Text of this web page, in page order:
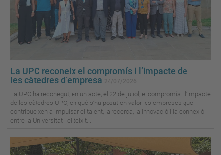
La UPC reconeix el compromís i l’impacte de
les càtedres d’empresa
La UPC ha reconegut, en un acte, el 22 de juliol, el compromís i l’impacte
de les càtedres UPC, en què s’ha posat en valor les empreses que
contribueixen a impulsar el talent, la recerca, la innovació i la connexió
entre la Universitat i el teixit...